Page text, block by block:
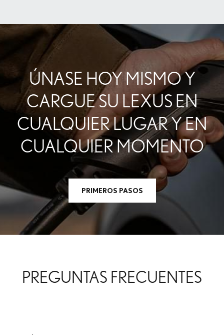
ÚNASE HOY MISMO Y
CARGUE SU LEXUS EN
CUALQUIER LUGAR Y EN
CUALQUIER MOMENTO
PRIMEROS PASOS
PREGUNTAS FRECUENTES